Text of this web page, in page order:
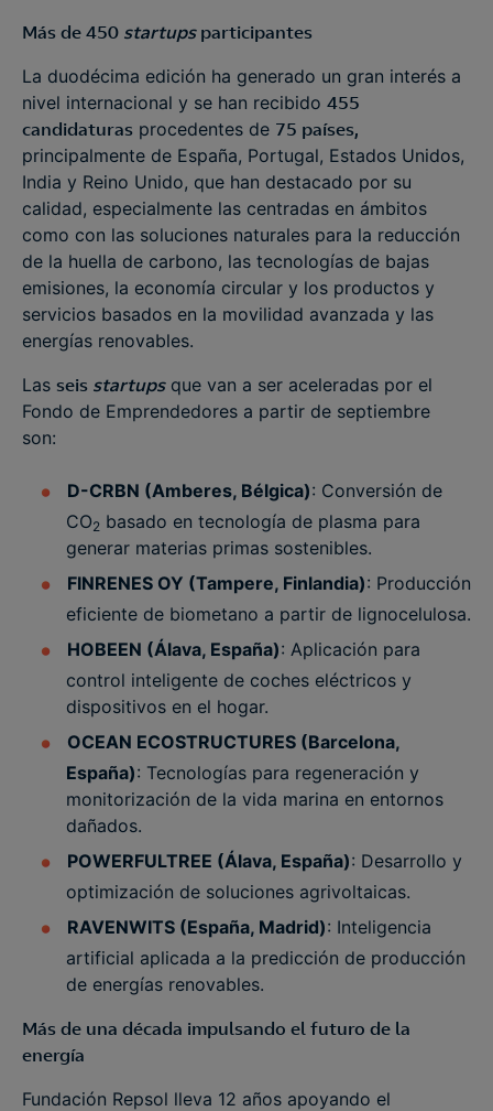
Más de 450 startupsparticipantes
La duodécima edición ha generado un gran interés a
nivel internacional y se han recibido 455
candidaturas procedentes de 75 países,
principalmente de España, Portugal, Estados Unidos,
India y Reino Unido, que han destacado por su
calidad, especialmente las centradas en ámbitos
como con las soluciones naturales para la reducción
de la huella de carbono, las tecnologías de bajas
emisiones, la economía circular y los productos y
servicios basados en la movilidad avanzada y las
energías renovables.
Las seis startupsque van a ser aceleradas por el
Fondo de Emprendedores a partir de septiembre
son:
D-CRBN (Amberes, Bélgica): Conversión de
CO2 basado en tecnología de plasma para
generar materias primas sostenibles.
FINRENES OY (Tampere, Finlandia): Producción
eficiente de biometano a partir de lignocelulosa.
HOBEEN (Álava, España): Aplicación para
control inteligente de coches eléctricos y
dispositivos en el hogar.
OCEAN ECOSTRUCTURES (Barcelona,
España): Tecnologías para regeneración y
monitorización de la vida marina en entornos
dañados.
POWERFULTREE (Álava, España): Desarrollo y
optimización de soluciones agrivoltaicas.
RAVENWITS (España, Madrid): Inteligencia
artificial aplicada a la predicción de producción
de energías renovables.
Más de una década impulsando el futuro de la
energía
Fundación Repsol lleva 12 años apoyando el